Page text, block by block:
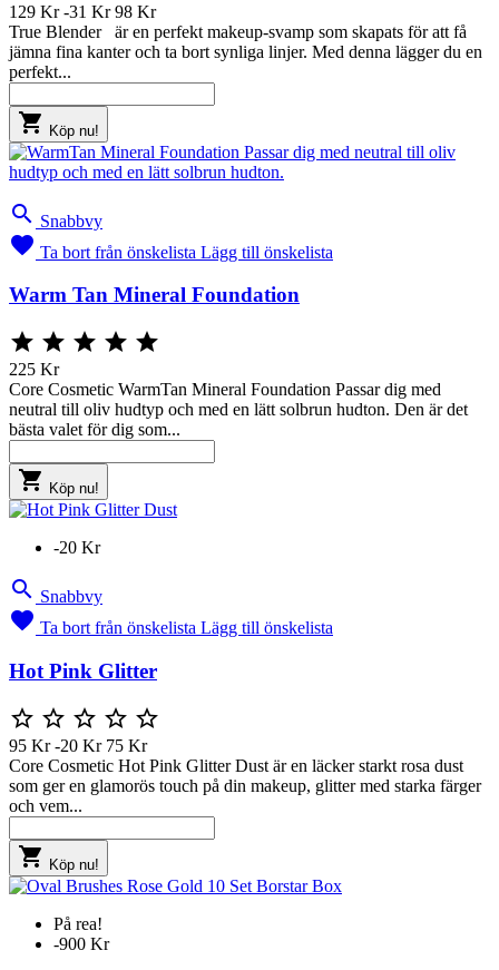
129 Kr -31 Kr 98 Kr
True Blender är en perfekt makeup-svamp som skapats för att få
jämna fina kanter och ta bort synliga linjer. Med denna lägger du en
perfekt...
 Köp nu!
 Snabbvy
 Ta bort från önskelista Lägg till önskelista
Warm Tan Mineral Foundation
    
225 Kr
Core Cosmetic WarmTan Mineral Foundation Passar dig med
neutral till oliv hudtyp och med en lätt solbrun hudton. Den är det
bästa valet för dig som...
 Köp nu!
-20 Kr
 Snabbvy
 Ta bort från önskelista Lägg till önskelista
Hot Pink Glitter
    
95 Kr -20 Kr 75 Kr
Core Cosmetic Hot Pink Glitter Dust är en läcker starkt rosa dust
som ger en glamorös touch på din makeup, glitter med starka färger
och vem...
 Köp nu!
På rea!
-900 Kr